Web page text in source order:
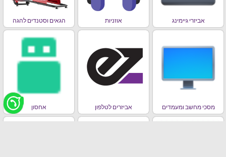
אביזרי גיימינג אוזניות הגאים וסטנדים להגה
מסכי מחשב ומעמדים אביזרים לטלפון אחסון